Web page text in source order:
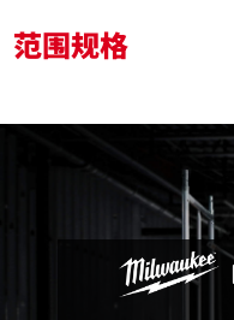
输送泵更轻盈
REDLINK™ 智能设计
闭，避免空泵运转
输送泵配置的灵活叶
高度和高达 22 米的
¾″ BSPT 公螺纹接头
配。对于入口，推荐
范围规格